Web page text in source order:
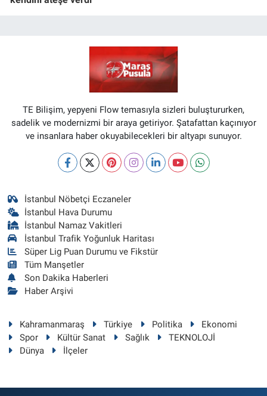
TE Bilişim, yepyeni Flow temasıyla sizleri buluştururken,
sadelik ve modernizmi bir araya getiriyor. Şatafattan kaçınıyor
ve insanlara haber okuyabilecekleri bir altyapı sunuyor.
İstanbul Nöbetçi Eczaneler
İstanbul Hava Durumu
İstanbul Namaz Vakitleri
İstanbul Trafik Yoğunluk Haritası
Süper Lig Puan Durumu ve Fikstür
Tüm Manşetler
Son Dakika Haberleri
Haber Arşivi
Kahramanmaraş Türkiye Politika
Ekonomi
Spor
Kültür Sanat Sağlık
TEKNOLOJİ
Dünya
İlçeler